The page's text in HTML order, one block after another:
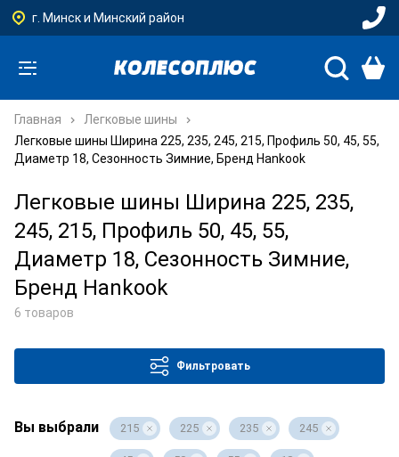
г. Минск и Минский район
Главная
Легковые шины
Легковые шины Ширина 225, 235, 245, 215, Профиль 50, 45, 55,
Диаметр 18, Сезонность Зимние, Бренд Hankook
Легковые шины Ширина 225, 235,
245, 215, Профиль 50, 45, 55,
Диаметр 18, Сезонность Зимние,
Бренд Hankook
6 товаров
Фильтровать
Вы выбрали 215 225 235 245